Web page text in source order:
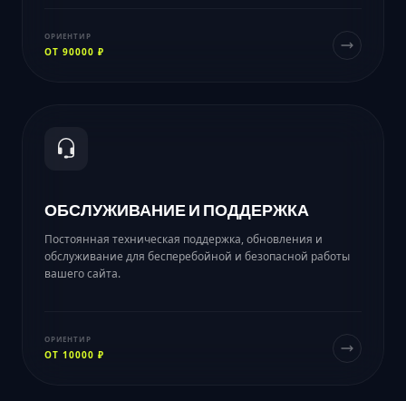
ОРИЕНТИР
ОТ 90000 ₽
ОБСЛУЖИВАНИЕ И ПОДДЕРЖКА
Постоянная техническая поддержка, обновления и
обслуживание для бесперебойной и безопасной работы
вашего сайта.
ОРИЕНТИР
ОТ 10000 ₽